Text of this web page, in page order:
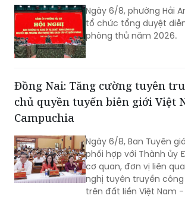
Ngày 6/8, phường Hải
tổ chức tổng duyệt
phòng thủ năm 2026.
Đồng Nai: Tăng cường tuyên
chủ quyền tuyến biên giới Việt
Campuchia
Ngày 6/8, Ban Tuyên
phối hợp với Thành ủy
cơ quan, đơn vị liên
nghị tuyên truyền
trên đất liền Việt Nam